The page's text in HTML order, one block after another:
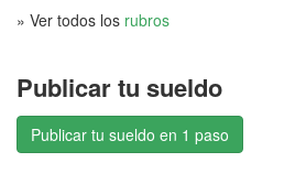
» Ver todos los rubros
Publicar tu sueldo
Publicar tu sueldo en 1 paso